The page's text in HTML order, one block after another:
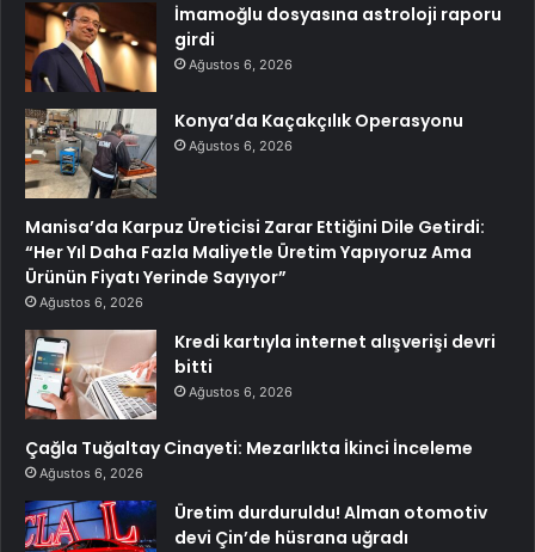
İmamoğlu dosyasına astroloji raporu
girdi
Ağustos 6, 2026
Konya’da Kaçakçılık Operasyonu
Ağustos 6, 2026
Manisa’da Karpuz Üreticisi Zarar Ettiğini Dile Getirdi:
“Her Yıl Daha Fazla Maliyetle Üretim Yapıyoruz Ama
Ürünün Fiyatı Yerinde Sayıyor”
Ağustos 6, 2026
Kredi kartıyla internet alışverişi devri
bitti
Ağustos 6, 2026
Çağla Tuğaltay Cinayeti: Mezarlıkta İkinci İnceleme
Ağustos 6, 2026
Üretim durduruldu! Alman otomotiv
devi Çin’de hüsrana uğradı